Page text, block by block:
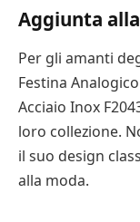
Aggiunta
Per gli amanti
Festina
Acciaio Inox
loro collezione.
il suo design
alla moda.